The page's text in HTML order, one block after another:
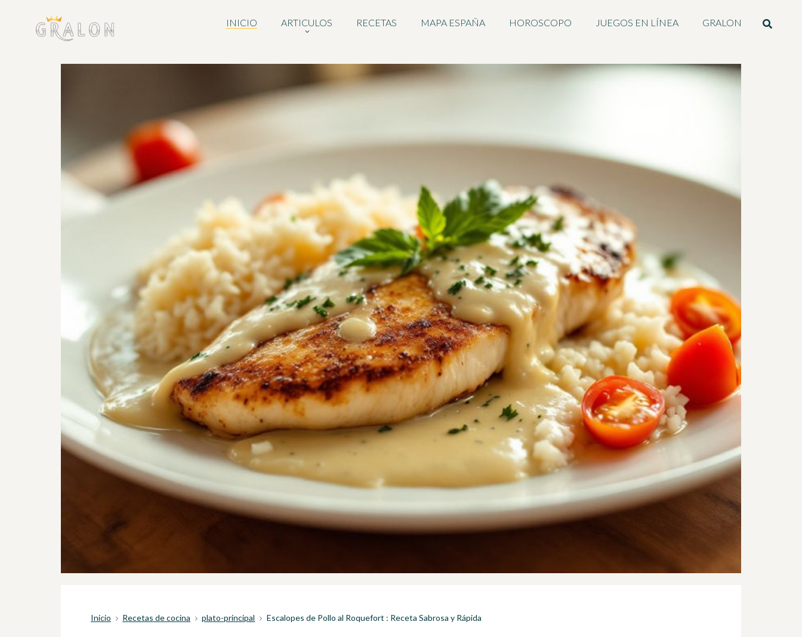
INICIO ARTICULOS RECETAS MAPA ESPAÑA HOROSCOPO JUEGOS EN LÍNEA GRALON
Inicio Recetas de cocina plato-principal Escalopes de Pollo al Roquefort : Receta Sabrosa y Rápida